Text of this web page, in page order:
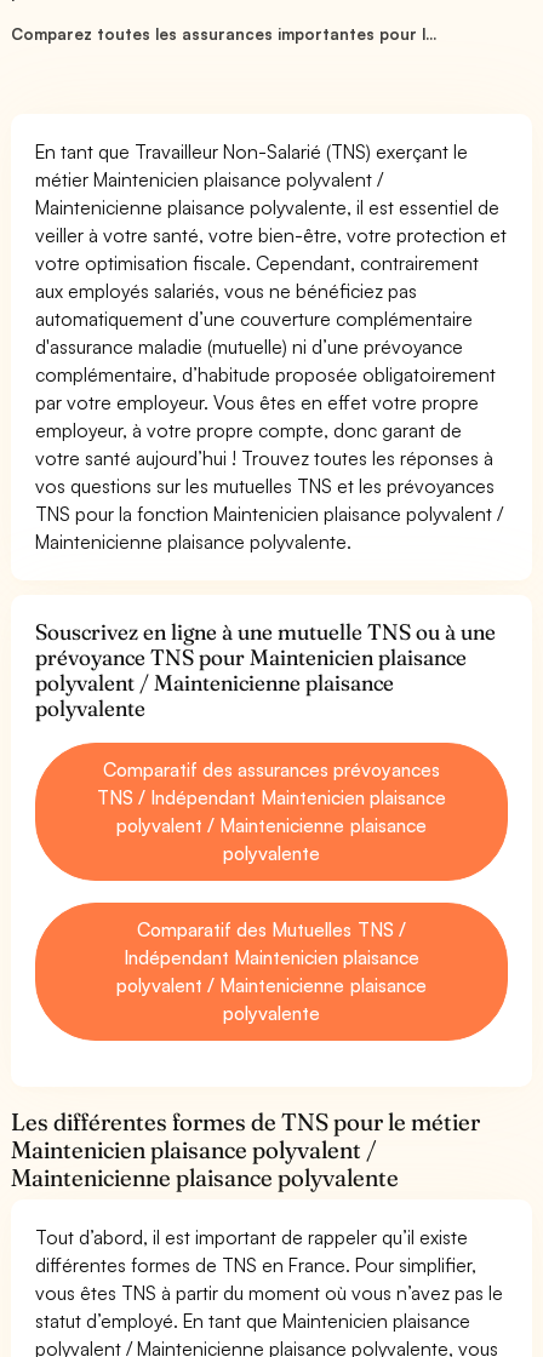
Comparez toutes les assurances importantes pour l...
En tant que Travailleur Non-Salarié (TNS) exerçant le
métier Maintenicien plaisance polyvalent /
Maintenicienne plaisance polyvalente, il est essentiel de
veiller à votre santé, votre bien-être, votre protection et
votre optimisation fiscale. Cependant, contrairement
aux employés salariés, vous ne bénéficiez pas
automatiquement d’une couverture complémentaire
d'assurance maladie (mutuelle) ni d’une prévoyance
complémentaire, d’habitude proposée obligatoirement
par votre employeur. Vous êtes en effet votre propre
employeur, à votre propre compte, donc garant de
votre santé aujourd’hui ! Trouvez toutes les réponses à
vos questions sur les mutuelles TNS et les prévoyances
TNS pour la fonction Maintenicien plaisance polyvalent /
Maintenicienne plaisance polyvalente.
Souscrivez en ligne à une mutuelle TNS ou à une
prévoyance TNS pour Maintenicien plaisance
polyvalent / Maintenicienne plaisance
polyvalente
Comparatif des assurances prévoyances
TNS / Indépendant Maintenicien plaisance
polyvalent / Maintenicienne plaisance
polyvalente
Comparatif des Mutuelles TNS /
Indépendant Maintenicien plaisance
polyvalent / Maintenicienne plaisance
polyvalente
Les différentes formes de TNS pour le métier
Maintenicien plaisance polyvalent /
Maintenicienne plaisance polyvalente
Tout d’abord, il est important de rappeler qu’il existe
différentes formes de TNS en France. Pour simplifier,
vous êtes TNS à partir du moment où vous n’avez pas le
statut d’employé. En tant que Maintenicien plaisance
polyvalent / Maintenicienne plaisance polyvalente, vous